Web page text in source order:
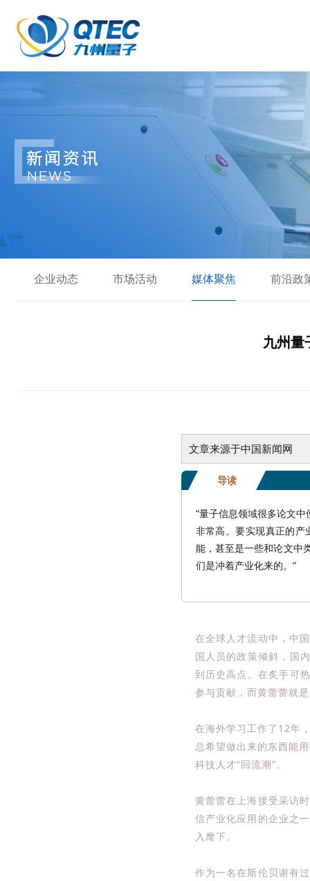
企业动态 市场活动 媒体聚焦 前沿政
九州量
文章来源于中国新闻网
导读
“量子信息领域很多论文
非常高。要实现真正的
能，甚至是一些和论文中
们是冲着产业化来的。”
在全球人才流动中，中
国人员的政策倾斜，国
到历史高点。在炙手可
参与贡献，而黄蕾蕾就
在海外学习工作了12年
总希望做出来的东西能
科技人才“回流潮”。
黄蕾蕾在上海接受采访
信产业化应用的企业之
入麾下。
作为一名在斯伦贝谢有